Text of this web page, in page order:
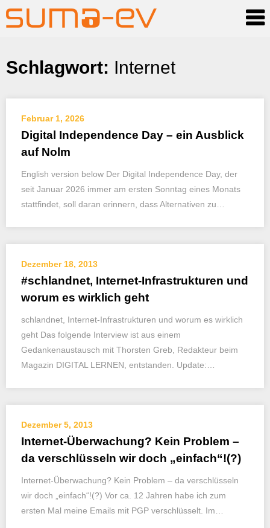
Skip
Schlagwort: Internet
Februar 1, 2026
Digital Independence Day – ein Ausblick
auf Nolm
English version below Der Digital Independence Day, der
seit Januar 2026 immer am ersten Sonntag eines Monats
stattfindet, soll daran erinnern, dass Alternativen zu…
Dezember 18, 2013
#schlandnet, Internet-Infrastrukturen und
worum es wirklich geht
schlandnet, Internet-Infrastrukturen und worum es wirklich
geht Das folgende Interview ist aus einem
Gedankenaustausch mit Thorsten Greb, Redakteur beim
Magazin DIGITAL LERNEN, entstanden. Update:…
Dezember 5, 2013
Internet-Überwachung? Kein Problem –
da verschlüsseln wir doch „einfach“!(?)
Internet-Überwachung? Kein Problem – da verschlüsseln
wir doch „einfach“!(?) Vor ca. 12 Jahren habe ich zum
ersten Mal meine Emails mit PGP verschlüsselt. Im…